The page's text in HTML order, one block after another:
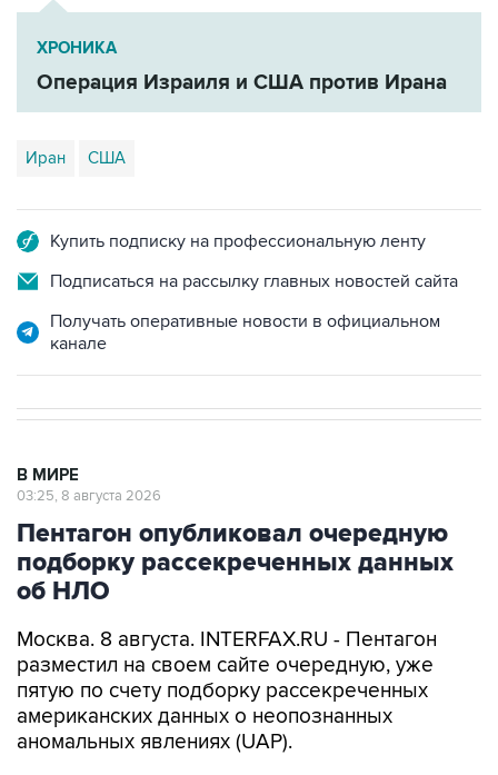
ХРОНИКА
Операция Израиля и США против Ирана
Иран США
Купить подписку на профессиональную ленту
Подписаться на рассылку главных новостей сайта
Получать оперативные новости в официальном
канале
В МИРЕ
03:25, 8 августа 2026
Пентагон опубликовал очередную
подборку рассекреченных данных
об НЛО
Москва. 8 августа. INTERFAX.RU - Пентагон
разместил на своем сайте очередную, уже
пятую по счету подборку рассекреченных
американских данных о неопознанных
аномальных явлениях (UAP).